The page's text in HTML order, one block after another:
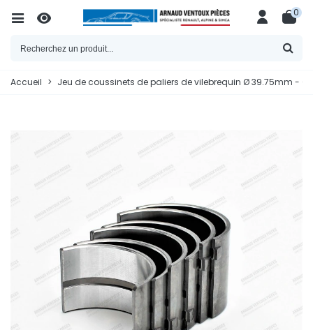
0
Accueil > Jeu de coussinets de paliers de vilebrequin Ø 39.75mm -